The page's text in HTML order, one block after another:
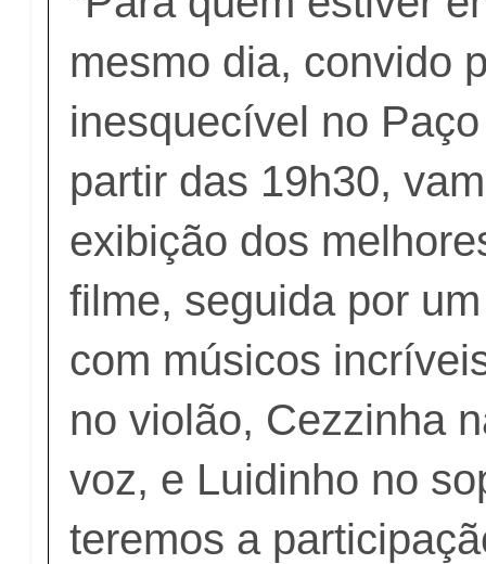
mesmo dia, convido
inesquecível no
partir das 19h30,
exibição dos
filme, seguida por
com músicos
no violão, Cezzinha
voz, e Luidinho no
teremos a